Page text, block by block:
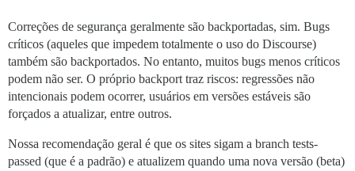
Correções de segurança geralmente são backportadas, sim. Bugs
críticos (aqueles que impedem totalmente o uso do Discourse)
também são backportados. No entanto, muitos bugs menos críticos
podem não ser. O próprio backport traz riscos: regressões não
intencionais podem ocorrer, usuários em versões estáveis são
forçados a atualizar, entre outros.
Nossa recomendação geral é que os sites sigam a branch tests-
passed (que é a padrão) e atualizem quando uma nova versão (beta)